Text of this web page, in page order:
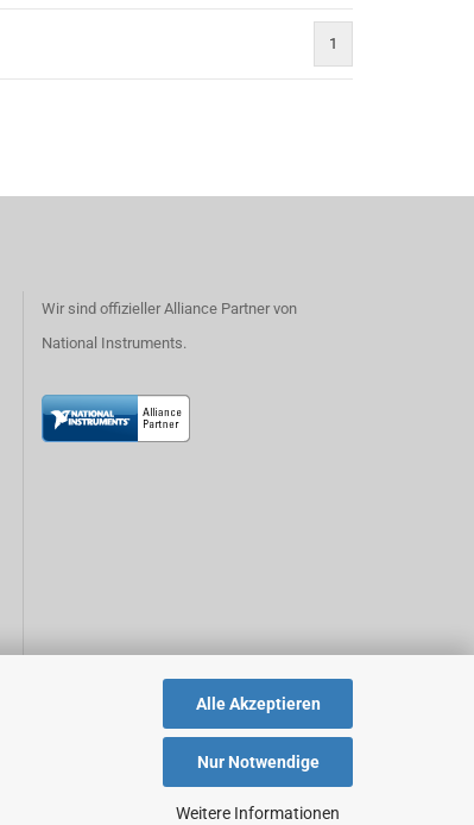
Alle Akzeptieren
Nur Notwendige
Weitere Informationen
1
Wir sind offizieller Alliance Partner von
National Instruments.